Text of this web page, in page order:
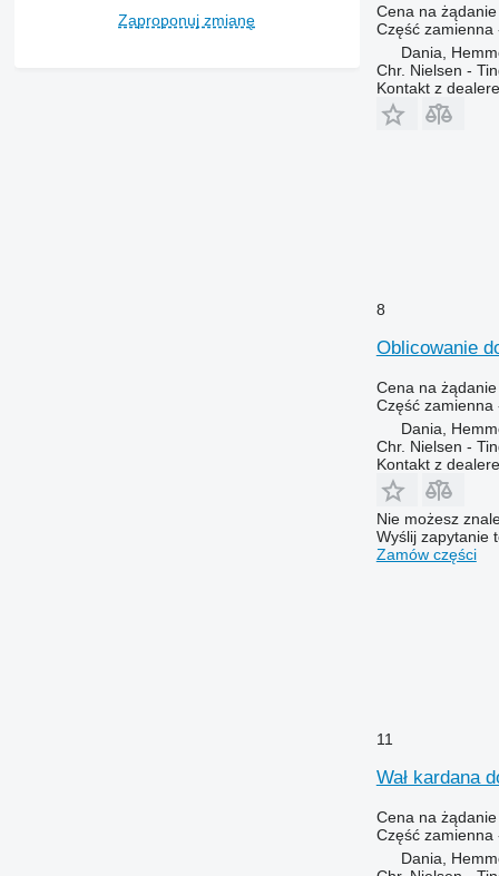
9500
Zaproponuj zmianę
Cena na żądanie
Część zamienna
Dania,
Chr. Nielsen -
Kontakt z
8
Oblicowanie
Cena na żądanie
Część zamienna
Dania,
Chr. Nielsen -
Kontakt z
Nie możesz
Wyślij zapytanie
Zamów części
11
Wał kardana
Cena na żądanie
Część zamienna
Dania,